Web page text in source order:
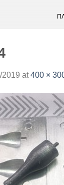
2019 at400 ×